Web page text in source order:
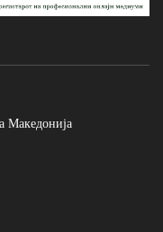
Македонија